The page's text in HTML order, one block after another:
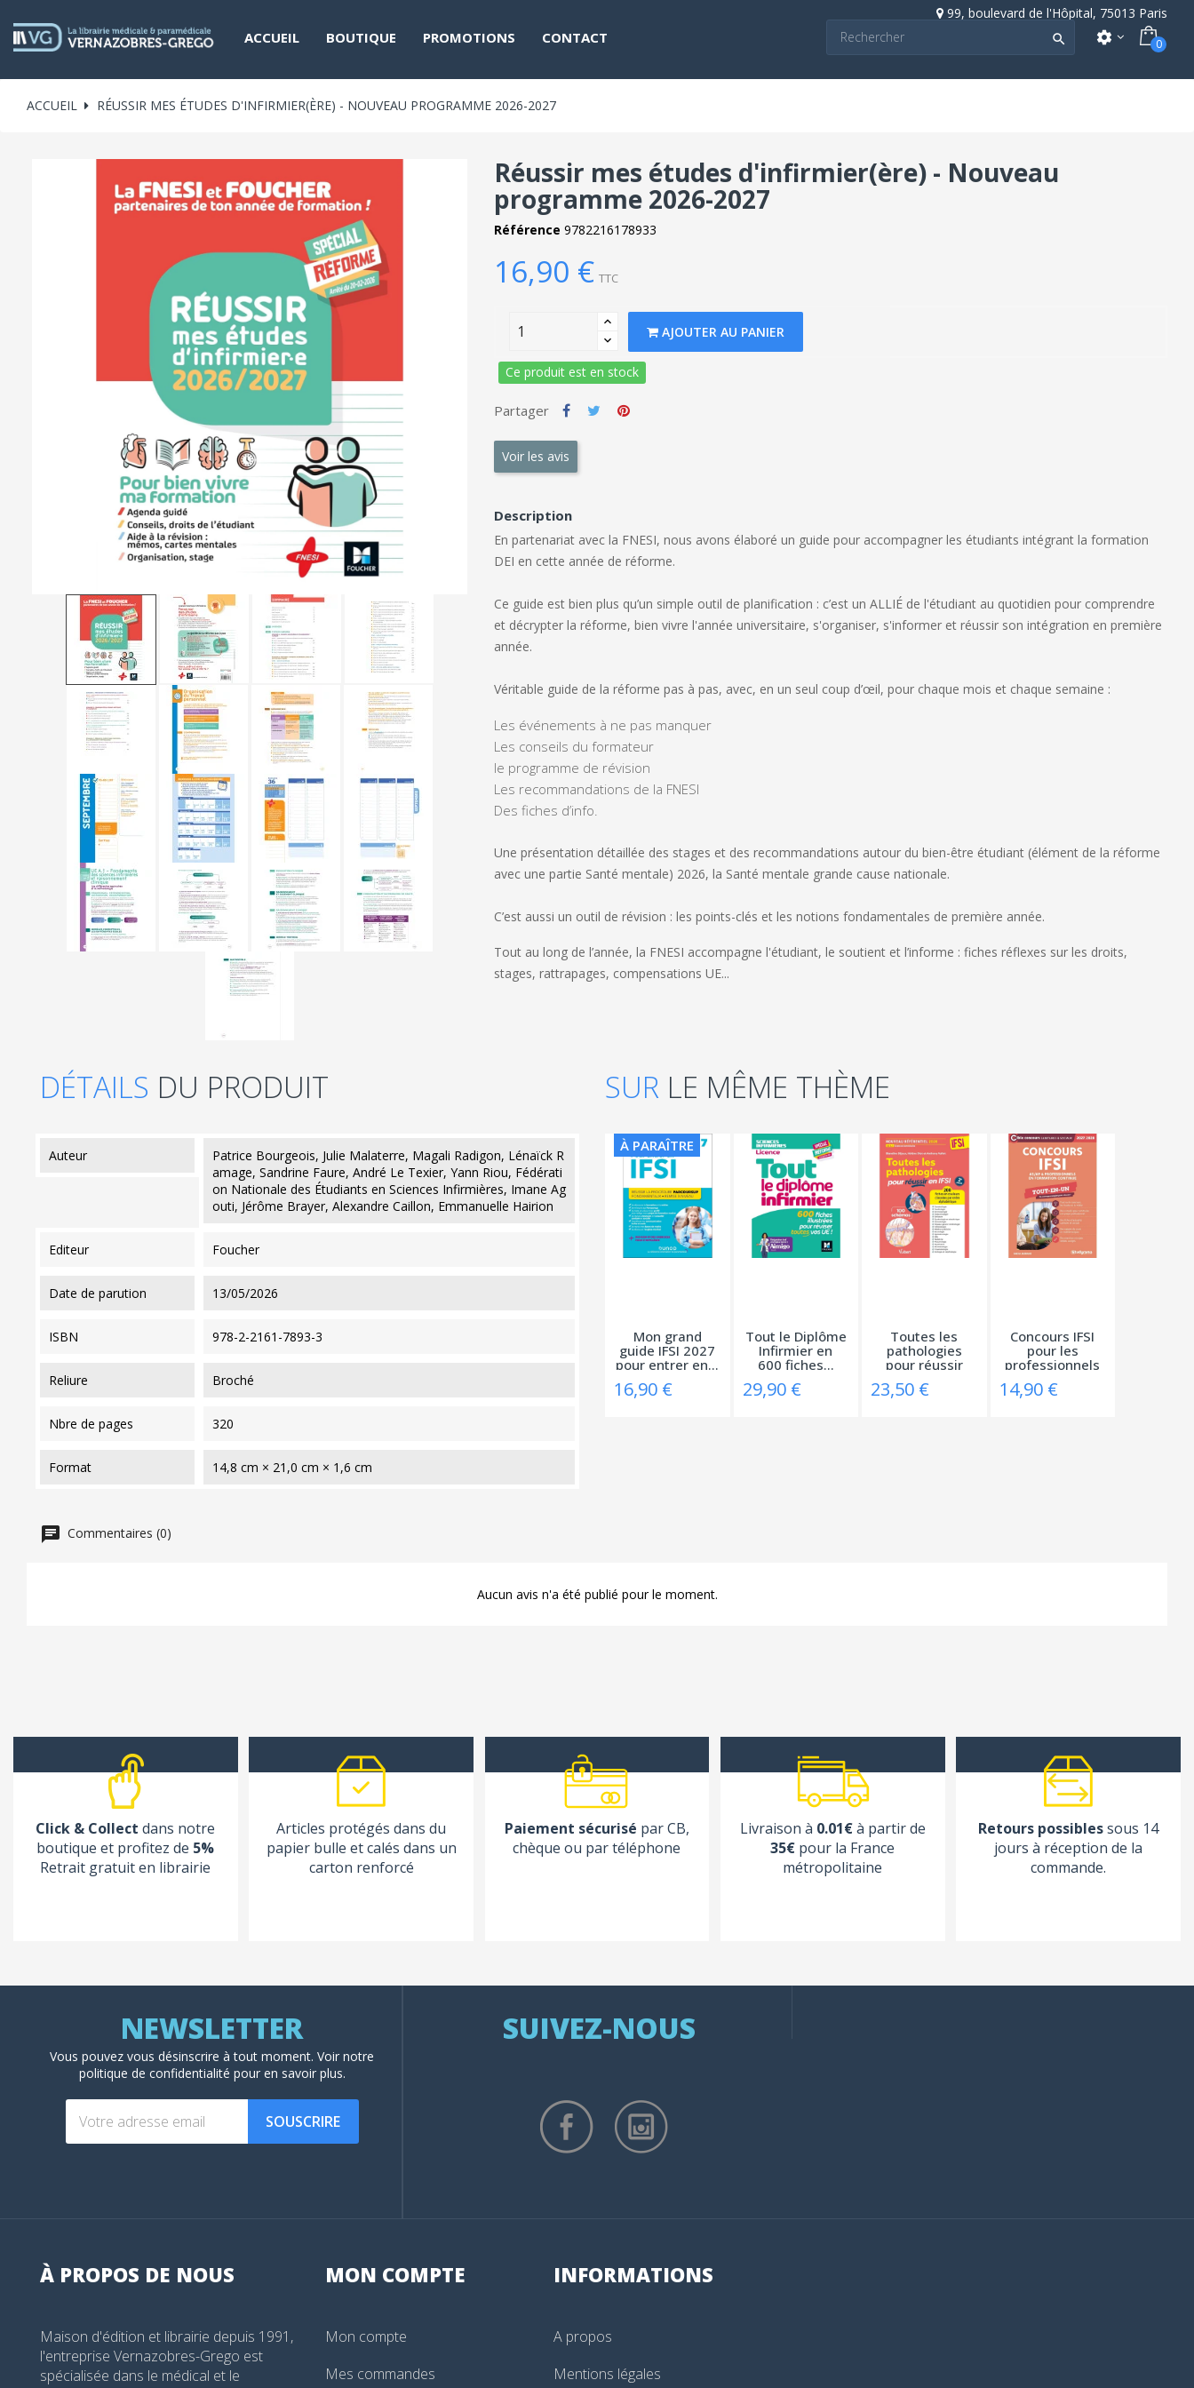
99, boulevard de l'Hôpital, 75013 Paris
ACCUEIL BOUTIQUE PROMOTIONS CONTACT  settings 0
ACCUEIL RÉUSSIR MES ÉTUDES D'INFIRMIER(ÈRE) - NOUVEAU PROGRAMME 2026-2027
Réussir mes études d'infirmier(ère) - Nouveau
programme 2026-2027
Référence 9782216178933
16,90 € TTC
AJOUTER AU PANIER
Ce produit est en stock
Partager
Voir les avis
Description
En partenariat avec la FNESI, nous avons élaboré un guide pour accompagner les étudiants intégrant la formation
DEI en cette année de réforme.
Ce guide est bien plus qu’un simple outil de planification : c’est un ALLIÉ de l'étudiant au quotidien pour comprendre
et décrypter la réforme, bien vivre l'année universitaire, s'organiser, s'informer et réussir son intégration en première
année.
Véritable guide de la réforme pas à pas, avec, en un seul coup d’œil, pour chaque mois et chaque semaine :
Les événements à ne pas manquer
Les conseils du formateur
le programme de révision
Les recommandations de la FNESI
Des fiches d’info.
Une présentation détaillée des stages et des recommandations autour du bien-être étudiant (élément de la réforme
avec une partie Santé mentale) 2026, la Santé mentale grande cause nationale.
C’est aussi un outil de révision : les points-clés et les notions fondamentales de première année.
Tout au long de l’année, la FNESI accompagne l'étudiant, le soutient et l’informe : fiches réflexes sur les droits,
stages, rattrapages, compensations UE...
DÉTAILS DU PRODUIT
auteur
Patrice Bourgeois, Julie Malaterre, Magali Radigon, Lénaïck R
amage, Sandrine Faure, André Le Texier, Yann Riou, Fédérati
on Nationale des Étudiants en Sciences Infirmières, Imane Ag
outi, Jérôme Brayer, Alexandre Caillon, Emmanuelle Hairion
editeur Foucher
date de parution 13/05/2026
ISBN 978-2-2161-7893-3
reliure Broché
nbre de pages 320
format 14,8 cm × 21,0 cm × 1,6 cm
SUR LE MÊME THÈME
À PARAÎTRE
Mon grand
guide IFSI 2027
pour entrer en...
16,90 €
Tout le Diplôme
Infirmier en
600 fiches...
29,90 €
Toutes les
pathologies
pour réussir
23,50 €
Concours IFSI
pour les
professionnels
14,90 €
Commentaires (0)
Aucun avis n'a été publié pour le moment.
Click & Collect dans notre
boutique et profitez de 5%
Retrait gratuit en librairie
Articles protégés dans du
papier bulle et calés dans un
carton renforcé
Paiement sécurisé par CB,
chèque ou par téléphone
Livraison à 0.01€à partir de
35€ pour la France
métropolitaine
Retours possiblessous 14
jours à réception de la
commande.
Vous pouvez vous désinscrire à tout moment. Voirnotre
politique de confidentialité pour en savoir plus.
SOUSCRIRE
SUIVEZ-NOUS
À PROPOS DE NOUS
Maison d'édition et librairie depuis 1991,
l'entreprise Vernazobres-Grego est
spécialisée dans le médical et le
MON COMPTE
Mon compte
Mes commandes
INFORMATIONS
A propos
Mentions légales